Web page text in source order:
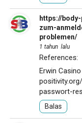
https://
zum-
problemen/
1 tahun lalu
References:
Erwin
passwort-
Balas